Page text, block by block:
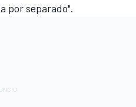
por separado".